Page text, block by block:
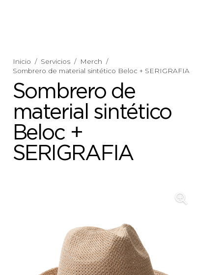
Inicio / Servicios / Merch /
Sombrero de material sintético Beloc + SERIGRAFIA
Sombrero de
material sintético
Beloc +
SERIGRAFIA